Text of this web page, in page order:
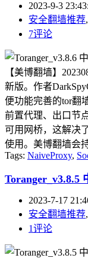
2023-9-3
安全翻墙推荐,
7评论
【美博翻墙】
新版。作者
便功能完善的tor翻
前置代理、出口节
可用网桥，这解决
使用。美博翻墙会
Tags: NaiveProxy,
Toranger_v3.8.5
2023-7-17
安全翻墙推荐,
1评论